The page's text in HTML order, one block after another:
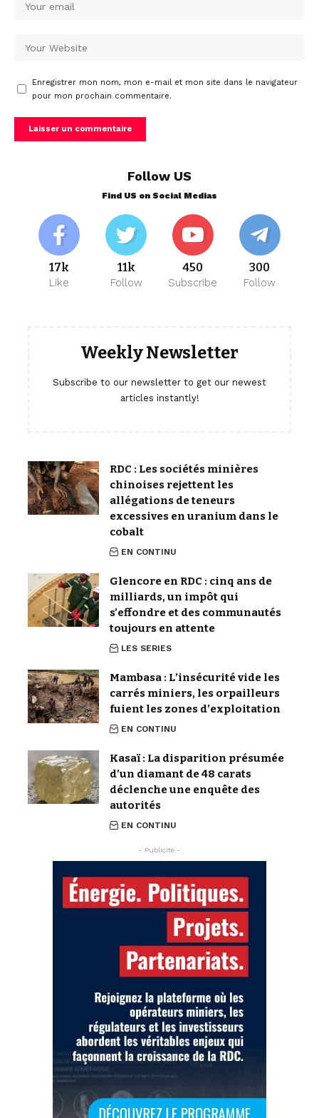
Enregistrer mon nom, mon e-mail et mon site dans le navigateur
pour mon prochain commentaire.
Follow US
Find US on Social Medias
17k
Like
11k
Follow
450
Subscribe
300
Follow
Weekly Newsletter
Subscribe to our newsletter to get our newest
articles instantly!
RDC : Les sociétés minières
chinoises rejettent les
allégations de teneurs
excessives en uranium dans le
cobalt
EN CONTINU
Glencore en RDC : cinq ans de
milliards, un impôt qui
s’effondre et des communautés
toujours en attente
LES SERIES
Mambasa : L’insécurité vide les
carrés miniers, les orpailleurs
fuient les zones d’exploitation
EN CONTINU
Kasaï : La disparition présumée
d’un diamant de 48 carats
déclenche une enquête des
autorités
EN CONTINU
- Publicite -